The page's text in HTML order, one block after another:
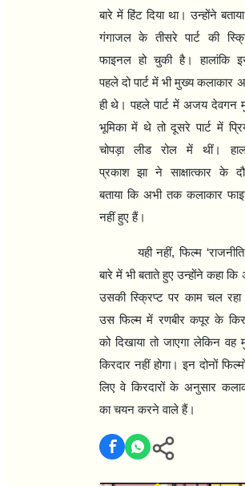
बारे में हिंट दिया था। उन्होंने
गंगाजल के तीसरे पार्ट की
फाइनल हो चुकी है। हालांकि
पहले दो पार्ट में भी मुख्य कलाकार
ही थे। पहले पार्ट में अजय देवगन
भूमिका में थे तो दूसरे पार्ट में
चोपड़ा लीड रोल में थीं।
प्रकाश झा ने साक्षात्कार के
बताया कि अभी तक कलाकार
नहीं हुए हैं।
यही नहीं,फिल्म ‘राजनीति
बारे में भी बताते हुए उन्होंने कहा कि
उसकी स्क्रिप्ट पर काम चल रहा
उस फिल्म में रणबीर कपूर के
को दिखाया तो जाएगा लेकिन वह
किरदार नहीं होगा। इन दोनों
लिए वे किरदारों के अनुसार
का चयन करने वाले हैं।